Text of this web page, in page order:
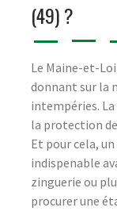
(49) ?
Le Maine-et-
donnant sur la
intempéries.
la protection
Et pour cela,
indispenable
zinguerie ou
procurer une